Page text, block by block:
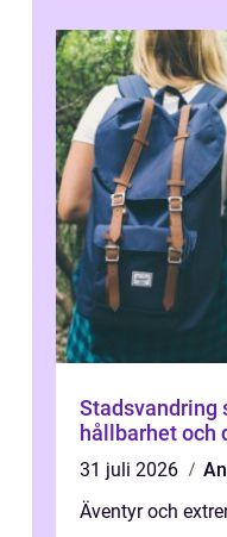
Stadsvandring
hållbarhet och
31 juli 2026
Äventyr och